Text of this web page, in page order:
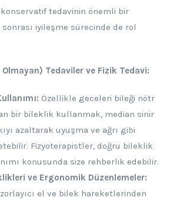
tedavinin önemli bir
sonrası iyileşme sürecinde de rol
Tedaviler ve Fizik Tedavi:
Özellikle geceleri bileği nötr
bir bileklik kullanmak, median sinir
azaltarak uyuşma ve ağrı gibi
Fizyoterapistler, doğru bileklik
konusunda size rehberlik edebilir.
ve Ergonomik Düzenlemeler:
el ve bilek hareketlerinden